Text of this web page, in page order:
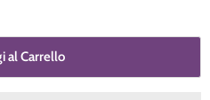
al Carrello